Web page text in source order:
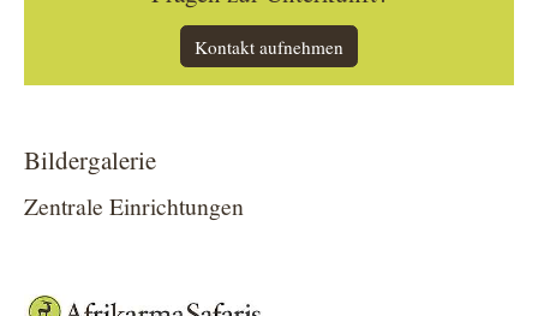
Kontakt aufnehmen
Bildergalerie
Zentrale Einrichtungen